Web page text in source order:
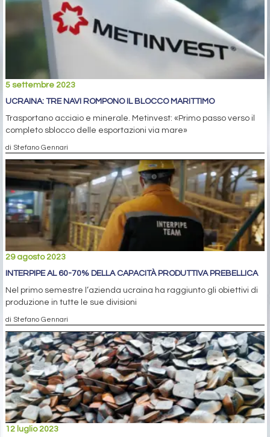
5 settembre 2023
UCRAINA: TRE NAVI ROMPONO IL BLOCCO MARITTIMO
Trasportano acciaio e minerale. Metinvest: «Primo passo verso il
completo sblocco delle esportazioni via mare»
di Stefano Gennari
29 agosto 2023
INTERPIPE AL 60-70% DELLA CAPACITÀ PRODUTTIVA PREBELLICA
Nel primo semestre l’azienda ucraina ha raggiunto gli obiettivi di
produzione in tutte le sue divisioni
di Stefano Gennari
12 luglio 2023